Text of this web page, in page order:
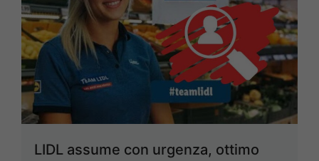
LIDL assume con urgenza, ottimo